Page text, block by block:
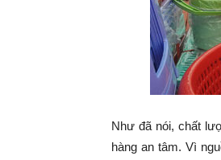
Như đã nói, chất
hàng an tâm. Vì